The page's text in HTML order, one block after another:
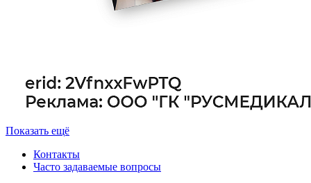
Показать ещё
Контакты
Часто задаваемые вопросы